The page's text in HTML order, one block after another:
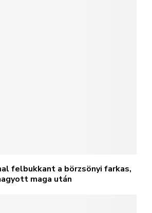
felbukkant a börzsönyi farkas,
maga után